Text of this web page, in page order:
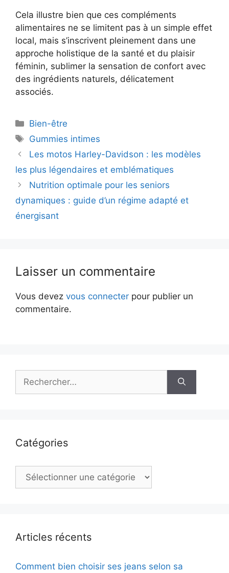
Cela illustre bien que ces compléments
alimentaires ne se limitent pas à un simple effet
local, mais s’inscrivent pleinement dans une
approche holistique de la santé et du plaisir
féminin, sublimer la sensation de confort avec
des ingrédients naturels, délicatement
associés.
Catégories
Bien-être
Étiquettes
Gummies intimes
Les motos Harley-Davidson : les modèles
les plus légendaires et emblématiques
Nutrition optimale pour les seniors
dynamiques : guide d’un régime adapté et
énergisant
Laisser un commentaire
Vous devez vous connecter pour publier un
commentaire.
Catégories
Catégories
Articles récents
Comment bien choisir ses jeans selon sa